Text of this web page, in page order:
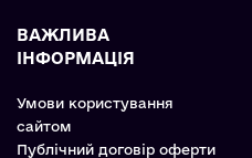
ВАЖЛИВА
ІНФОРМАЦІЯ
Умови користування
сайтом
Публічний договір оферти